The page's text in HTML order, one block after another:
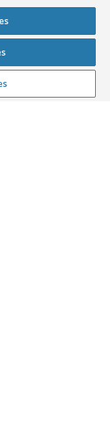
répondre à
choix.